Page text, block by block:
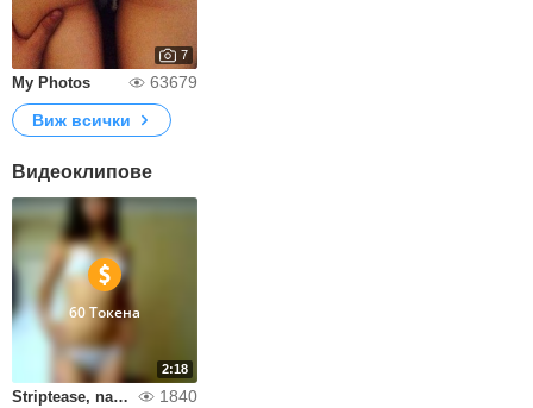
7
My Photos
63679
Виж всички
Видеоклипове
2:18
60 Токена
Striptease, naked, ass, pussy 1840